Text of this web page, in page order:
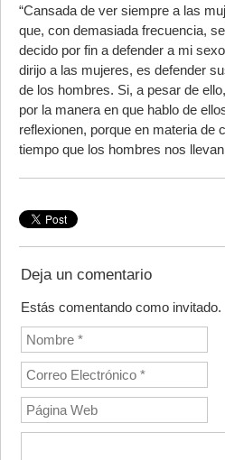
“Cansada de ver siempre a las
que, con demasiada frecuencia,
decido por fin a defender a mi
dirijo a las mujeres, es defender
de los hombres. Si, a pesar de
por la manera en que hablo de
reflexionen, porque en materia de
tiempo que los hombres nos llevan
Deja un comentario
Estás comentando como invitado.